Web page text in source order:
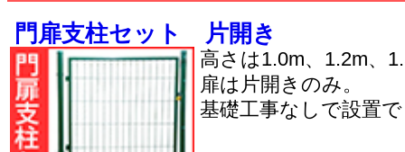
門扉支柱セット 片開き
高さは1.0m、1.2m、
扉は片開きのみ。
基礎工事なしで設置